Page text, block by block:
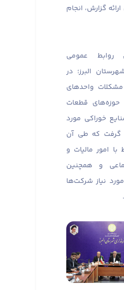
گزارش، انجام
روابط عمومی
البرز؛ در
واحدهای
قطعات
خوراکی مورد
گرفت که طی آن
با امور مالیات و
و همچنین
نیاز شرکت‌ها